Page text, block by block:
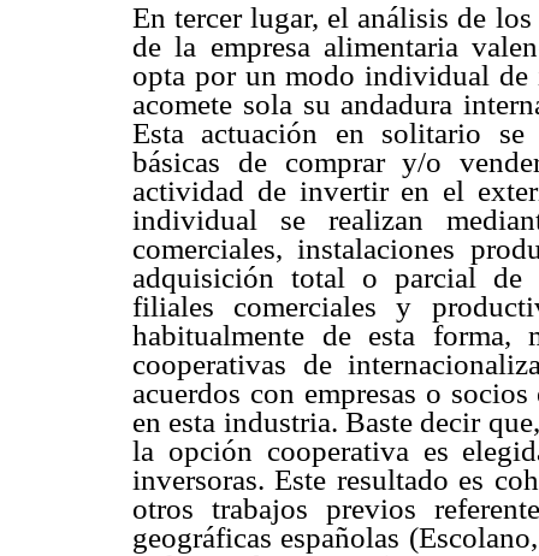
En tercer lugar, el análisis de
de la empresa alimentaria
opta por un modo individual de
acomete sola su andadura
Esta actuación en solitario se
básicas de comprar y/o
actividad de invertir en el
individual se realizan
comerciales, instalaciones
adquisición total o parcial de
filiales comerciales y
habitualmente de esta
cooperativas de
acuerdos con empresas o
en esta industria. Baste decir
la opción cooperativa es
inversoras. Este resultado es
otros trabajos previos
geográficas españolas